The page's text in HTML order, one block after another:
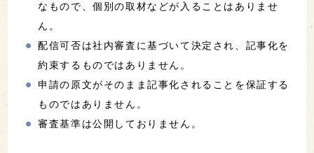
なもので、個別の取材などが入ることはありませ
ん。
配信可否は社内審査に基づいて決定され、記事化を
約束するものではありません。
申請の原文がそのまま記事化されることを保証する
ものではありません。
審査基準は公開しておりません。